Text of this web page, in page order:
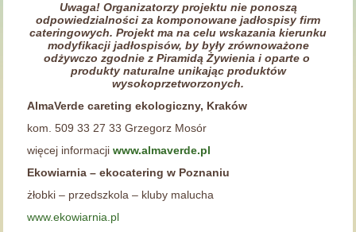
Uwaga! Organizatorzy projektu nie ponoszą
odpowiedzialności za komponowane jadłospisy firm
cateringowych. Projekt ma na celu wskazania kierunku
modyfikacji jadłospisów, by były zrównoważone
odżywczo zgodnie z Piramidą Żywienia i oparte o
produkty naturalne unikając produktów
wysokoprzetworzonych.
AlmaVerde careting ekologiczny, Kraków
kom. 509 33 27 33 Grzegorz Mosór
więcej informacjiwww.almaverde.pl
Ekowiarnia – ekocatering w Poznaniu
żłobki – przedszkola – kluby malucha
www.ekowiarnia.pl